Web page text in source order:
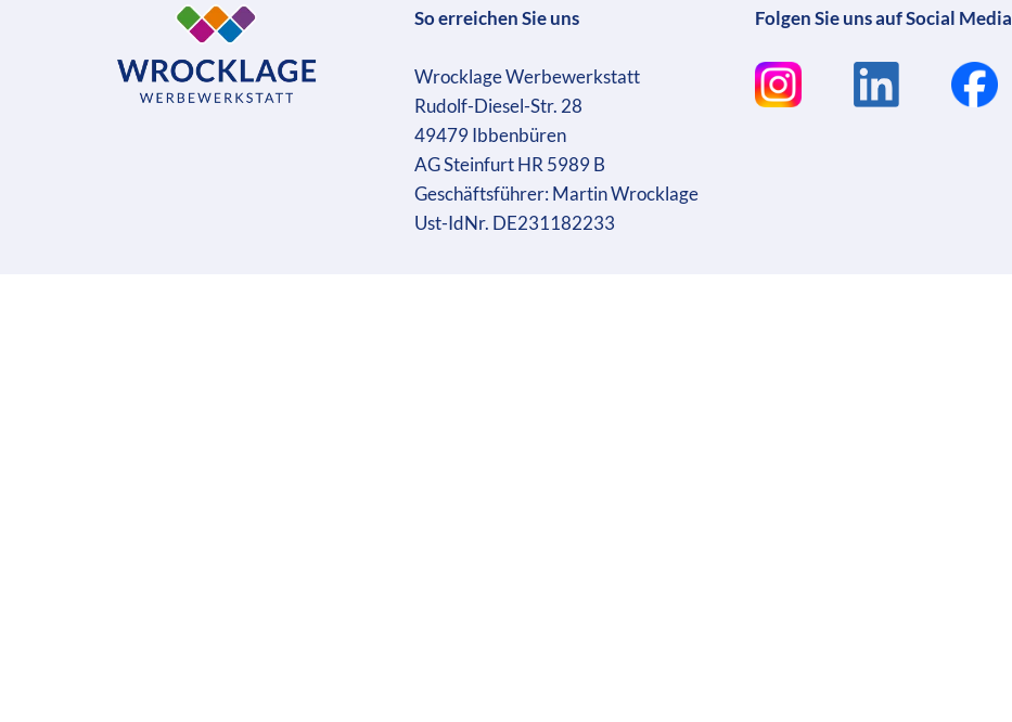
So erreichen Sie uns
Wrocklage Werbewerkstatt
Rudolf-Diesel-Str. 28
49479 Ibbenbüren
AG Steinfurt HR 5989 B
Geschäftsführer: Martin Wrocklage
Ust-IdNr. DE231182233
Folgen Sie uns auf Social Media